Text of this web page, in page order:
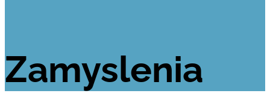
Zamyslenia